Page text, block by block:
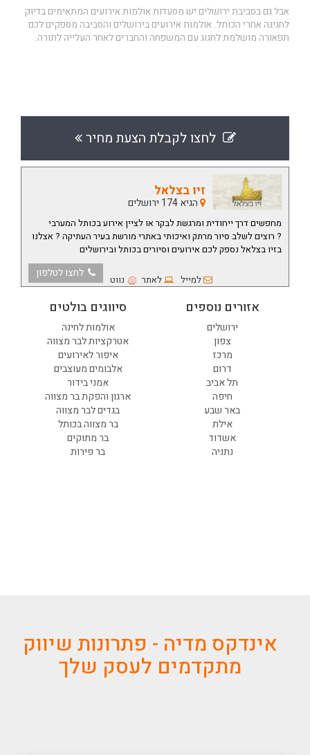
אבל גם בסביבת ירושלים יש מסעדות אולמות אירועים המתאימים בדיוק
לחגיגה אחרי הכותל. אולמות אירועים בירושלים והסביבה מספקים לכם
תפאורה מושלמת לחגוג עם המשפחה והחברים לאחר העלייה לתורה.
לחצו לקבלת הצעת מחיר
זיו בצלאל
הגיא 174 ירושלים
מחפשים דרך ייחודית ומרגשת לבקר או לציין אירוע בכותל המערבי
? רוצים לשלב סיור מרתק ואיכותי באתרי מורשת בעיר העתיקה ? אצלנו
בזיו בצלאל נספק לכם אירועים וסיורים בכותל ובירושלים
למייל לאתר נווט לחצו לטלפון
סיווגים בולטים
אולמות לחינה
אטרקציות לבר מצווה
איפור לאירועים
אלבומים מעוצבים
אמני בידור
ארגון והפקת בר מצווה
בגדים לבר מצווה
בר מצווה בכותל
בר מתוקים
בר פירות
אזורים נוספים
ירושלים
צפון
מרכז
דרום
תל אביב
חיפה
באר שבע
אילת
אשדוד
נתניה
אינדקס מדיה - פתרונות שיווק
מתקדמים לעסק שלך